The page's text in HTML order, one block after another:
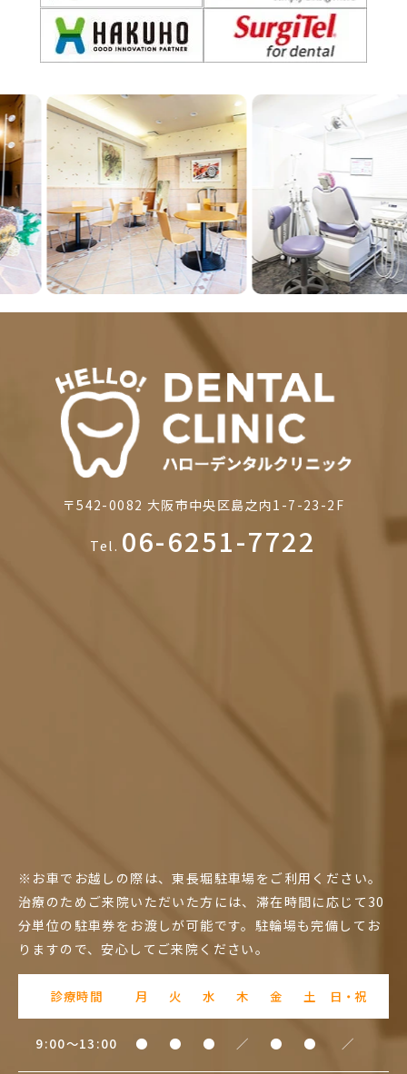
Previous
〒542-0082 大阪市中央区島之内1-7-23-2F
Tel. 06-6251-7722
※お車でお越しの際は、東長堀駐車場をご利用ください。
治療のためご来院いただいた方には、滞在時間に応じて30
分単位の駐車券をお渡しが可能です。駐輪場も完備してお
りますので、安心してご来院ください。
診療時間 月 火 水 木 金 土 日・祝
9:00～13:00 ● ● ● ／ ● ● ／